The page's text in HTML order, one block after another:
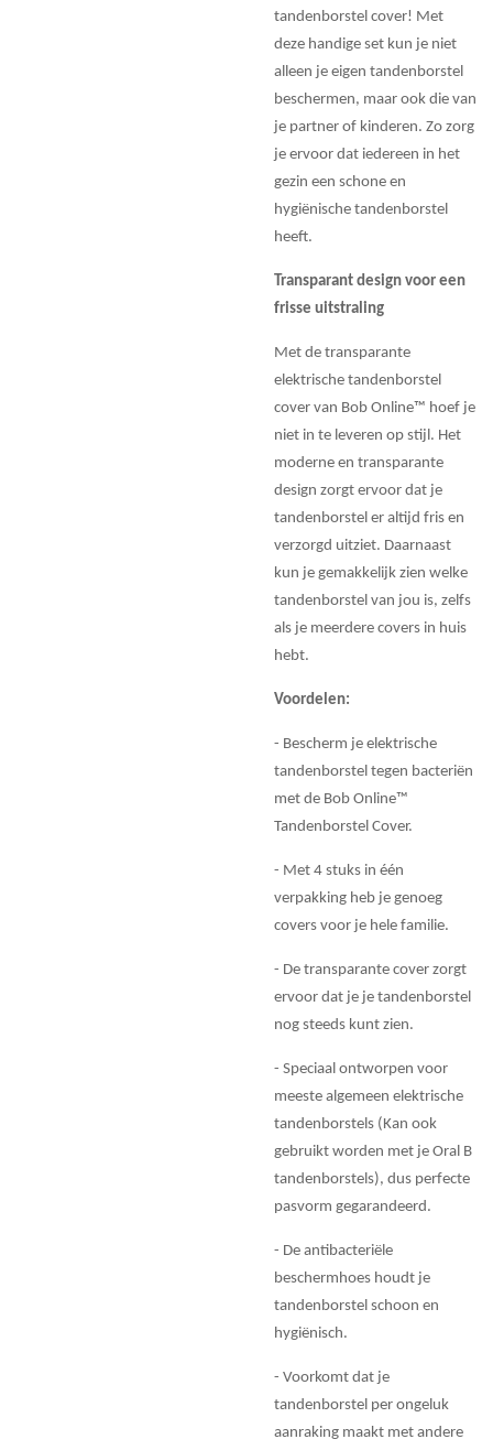
tandenborstel cover! Met
deze handige set kun je niet
alleen je eigen tandenborstel
beschermen, maar ook die van
je partner of kinderen. Zo zorg
je ervoor dat iedereen in het
gezin een schone en
hygiënische tandenborstel
heeft.
Transparant design voor een
frisse uitstraling
Met de transparante
elektrische tandenborstel
cover van Bob Online™ hoef je
niet in te leveren op stijl. Het
moderne en transparante
design zorgt ervoor dat je
tandenborstel er altijd fris en
verzorgd uitziet. Daarnaast
kun je gemakkelijk zien welke
tandenborstel van jou is, zelfs
als je meerdere covers in huis
hebt.
Voordelen:
- Bescherm je elektrische
tandenborstel tegen bacteriën
met de Bob Online™
Tandenborstel Cover.
- Met 4 stuks in één
verpakking heb je genoeg
covers voor je hele familie.
- De transparante cover zorgt
ervoor dat je je tandenborstel
nog steeds kunt zien.
- Speciaal ontworpen voor
meeste algemeen elektrische
tandenborstels (Kan ook
gebruikt worden met je Oral B
tandenborstels), dus perfecte
pasvorm gegarandeerd.
- De antibacteriële
beschermhoes houdt je
tandenborstel schoon en
hygiënisch.
- Voorkomt dat je
tandenborstel per ongeluk
aanraking maakt met andere